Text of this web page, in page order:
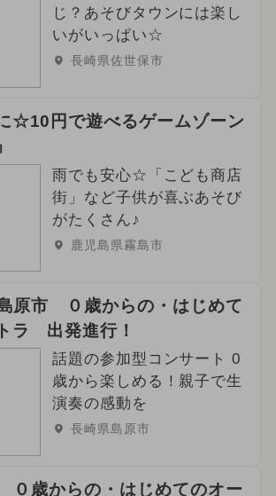
じ？あそびタウンには楽し
いがいっぱい☆
長崎県佐世保市
☆10円で遊べるゲームゾーン
雨でも安心☆「こども商店
街」など子供が喜ぶあそび
がたくさん♪
鹿児島県霧島市
原市 ０歳からの・はじめて
ラ 出発進行！
話題の参加型コンサート 0
歳から楽しめる！親子で生
演奏の感動を
長崎県島原市
歳からの・はじめてのオー